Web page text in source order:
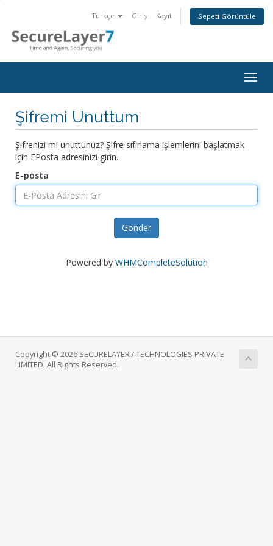
Türkçe Giriş Kayıt Sepeti Görüntüle
Şifremi Unuttum
Şifrenizi mi unuttunuz? Şifre sıfırlama işlemlerini başlatmak
için EPosta adresinizi girin.
E-posta
Gönder
Powered by WHMCompleteSolution
Copyright © 2026 SECURELAYER7 TECHNOLOGIES PRIVATE
LIMITED. All Rights Reserved.